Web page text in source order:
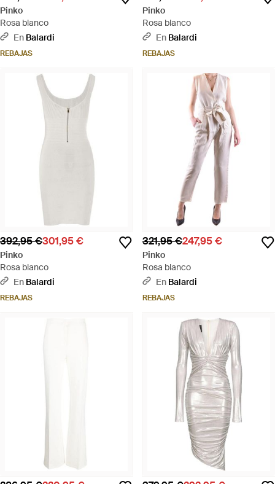
Pinko
Rosa blanco
En Balardi
REBAJAS
Pinko
Rosa blanco
En Balardi
REBAJAS
392,95 €301,95 €
Pinko
Rosa blanco
En Balardi
REBAJAS
321,95 €247,95 €
Pinko
Rosa blanco
En Balardi
REBAJAS